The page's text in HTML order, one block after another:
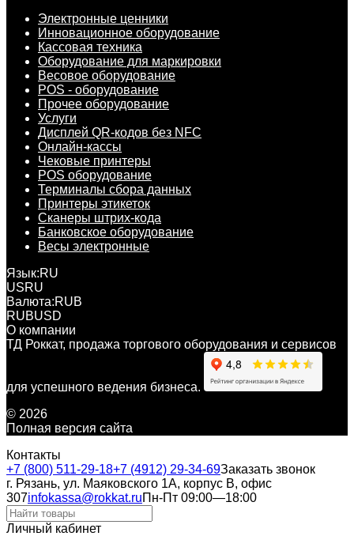
Электронные ценники
Инновационное оборудование
Кассовая техника
Оборудование для маркировки
Весовое оборудование
POS - оборудование
Прочее оборудование
Услуги
Дисплей QR-кодов без NFC
Онлайн-кассы
Чековые принтеры
POS оборудование
Терминалы сбора данных
Принтеры этикеток
Сканеры штрих-кода
Банковское оборудование
Весы электронные
Язык:RU
USRU
Валюта:RUB
RUBUSD
О компании
ТД Роккат, продажа торгового оборудования и сервисов
для успешного ведения бизнеса.
© 2026
Полная версия сайта
Контакты
+7 (800) 511-29-18+7 (4912) 29-34-69Заказать звонок
г. Рязань, ул. Маяковского 1А, корпус B, офис
307infokassa@rokkat.ruПн-Пт 09:00—18:00
Личный кабинет